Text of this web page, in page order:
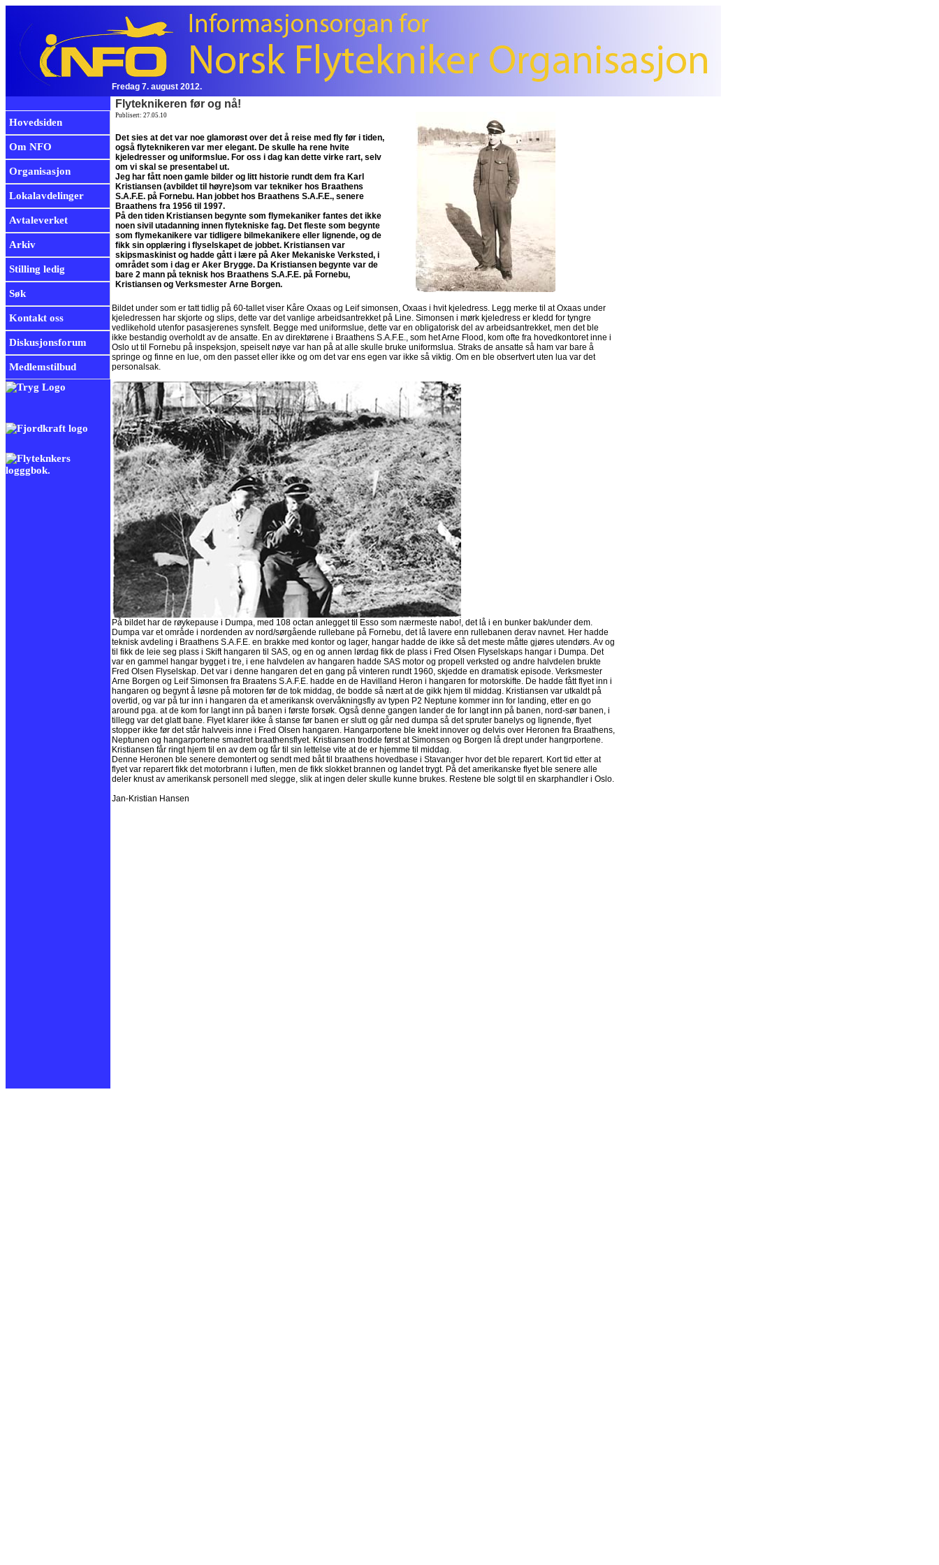
Fredag 7. august 2012.
Hovedsiden
Om NFO
Organisasjon
Lokalavdelinger
Avtaleverket
Arkiv
Stilling ledig
Søk
Kontakt oss
Diskusjonsforum
Medlemstilbud
Flyteknikeren før og nå!
Publisert: 27.05.10
Det sies at det var noe glamorøst over det å reise med fly før i tiden,
også flyteknikeren var mer elegant. De skulle ha rene hvite
kjeledresser og uniformslue. For oss i dag kan dette virke rart, selv
om vi skal se presentabel ut.
Jeg har fått noen gamle bilder og litt historie rundt dem fra Karl
Kristiansen (avbildet til høyre)som var tekniker hos Braathens
S.A.F.E. på Fornebu. Han jobbet hos Braathens S.A.F.E., senere
Braathens fra 1956 til 1997.
På den tiden Kristiansen begynte som flymekaniker fantes det ikke
noen sivil utadanning innen flytekniske fag. Det fleste som begynte
som flymekanikere var tidligere bilmekanikere eller lignende, og de
fikk sin opplæring i flyselskapet de jobbet. Kristiansen var
skipsmaskinist og hadde gått i lære på Aker Mekaniske Verksted, i
området som i dag er Aker Brygge. Da Kristiansen begynte var de
bare 2 mann på teknisk hos Braathens S.A.F.E. på Fornebu,
Kristiansen og Verksmester Arne Borgen.
Bildet under som er tatt tidlig på 60-tallet viser Kåre Oxaas og Leif simonsen, Oxaas i hvit kjeledress. Legg merke til at Oxaas under
kjeledressen har skjorte og slips, dette var det vanlige arbeidsantrekket på Line. Simonsen i mørk kjeledress er kledd for tyngre
vedlikehold utenfor pasasjerenes synsfelt. Begge med uniformslue, dette var en obligatorisk del av arbeidsantrekket, men det ble
ikke bestandig overholdt av de ansatte. En av direktørene i Braathens S.A.F.E., som het Arne Flood, kom ofte fra hovedkontoret inne i
Oslo ut til Fornebu på inspeksjon, speiselt nøye var han på at alle skulle bruke uniformslua. Straks de ansatte så ham var bare å
springe og finne en lue, om den passet eller ikke og om det var ens egen var ikke så viktig. Om en ble obsertvert uten lua var det
personalsak.
På bildet har de røykepause i Dumpa, med 108 octan anlegget til Esso som nærmeste nabo!, det lå i en bunker bak/under dem.
Dumpa var et område i nordenden av nord/sørgående rullebane på Fornebu, det lå lavere enn rullebanen derav navnet. Her hadde
teknisk avdeling i Braathens S.A.F.E. en brakke med kontor og lager, hangar hadde de ikke så det meste måtte gjøres utendørs. Av og
til fikk de leie seg plass i Skift hangaren til SAS, og en og annen lørdag fikk de plass i Fred Olsen Flyselskaps hangar i Dumpa. Det
var en gammel hangar bygget i tre, i ene halvdelen av hangaren hadde SAS motor og propell verksted og andre halvdelen brukte
Fred Olsen Flyselskap. Det var i denne hangaren det en gang på vinteren rundt 1960, skjedde en dramatisk episode. Verksmester
Arne Borgen og Leif Simonsen fra Braatens S.A.F.E. hadde en de Havilland Heron i hangaren for motorskifte. De hadde fått flyet inn i
hangaren og begynt å løsne på motoren før de tok middag, de bodde så nært at de gikk hjem til middag. Kristiansen var utkaldt på
overtid, og var på tur inn i hangaren da et amerikansk overvåkningsfly av typen P2 Neptune kommer inn for landing, etter en go
around pga. at de kom for langt inn på banen i første forsøk. Også denne gangen lander de for langt inn på banen, nord-sør banen, i
tillegg var det glatt bane. Flyet klarer ikke å stanse før banen er slutt og går ned dumpa så det spruter banelys og lignende, flyet
stopper ikke før det står halvveis inne i Fred Olsen hangaren. Hangarportene ble knekt innover og delvis over Heronen fra Braathens,
Neptunen og hangarportene smadret braathensflyet. Kristiansen trodde først at Simonsen og Borgen lå drept under hangrportene.
Kristiansen får ringt hjem til en av dem og får til sin lettelse vite at de er hjemme til middag.
Denne Heronen ble senere demontert og sendt med båt til braathens hovedbase i Stavanger hvor det ble reparert. Kort tid etter at
flyet var reparert fikk det motorbrann i luften, men de fikk slokket brannen og landet trygt. På det amerikanske flyet ble senere alle
deler knust av amerikansk personell med slegge, slik at ingen deler skulle kunne brukes. Restene ble solgt til en skarphandler i Oslo.
Jan-Kristian Hansen